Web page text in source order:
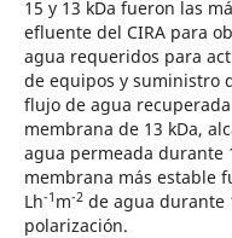
15 y 13 kDa fueron las
efluente del CIRA para
agua requeridos para
de equipos y suministro
flujo de agua
membrana de 13 kDa,
agua permeada durante
membrana más estable
Lh-1 m-2de agua durante
polarización.